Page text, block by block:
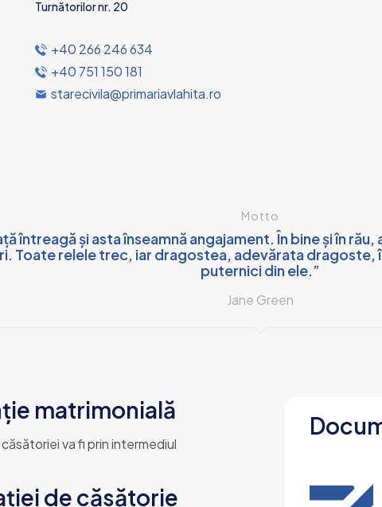
Turnătorilor nr. 20
+40 266 246 634
+40 751 150 181
starecivila@primariavlahita.ro
Motto
întreagă și asta înseamnă angajament. În bine și în
Toate relele trec, iar dragostea, adevărata dragoste,
puternici din ele.”
Jane Green
matrimonială
va fi prin intermediul
de căsătorie